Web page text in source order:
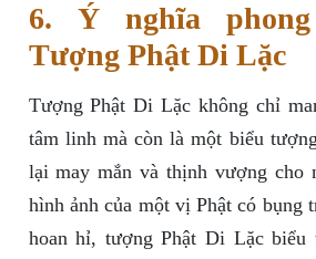
6. Ý nghĩa
Tượng Phật Di Lặc
Tượng Phật Di Lặc không chỉ
tâm linh mà còn là một biểu
lại may mắn và thịnh vượng cho
hình ảnh của một vị Phật có bụng
hoan hỉ, tượng Phật Di Lặc biểu